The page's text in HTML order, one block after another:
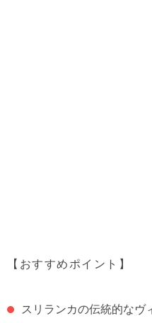
【おすすめポイント】
スリランカの伝統的なヴ